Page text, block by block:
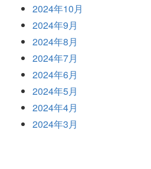
2024年10月
2024年9月
2024年8月
2024年7月
2024年6月
2024年5月
2024年4月
2024年3月